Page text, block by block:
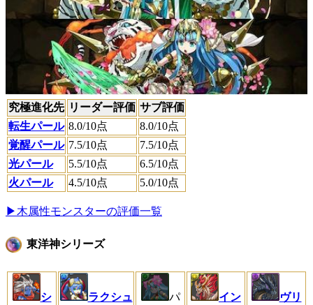
究極進化先 リーダー評価 サブ評価
転生パール 8.0/10点 8.0/10点
覚醒パール 7.5/10点 7.5/10点
光パール
5.5/10点 6.5/10点
火パール
4.5/10点 5.0/10点
▶木属性モンスターの評価一覧
東洋神シリーズ
シ
ラクシュ
パ
イン
ヴリ